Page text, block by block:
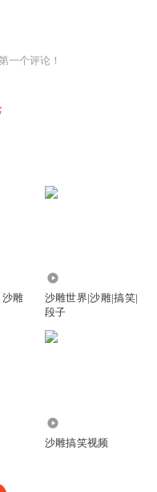
一个评论！
雕
沙雕世界|沙雕|搞笑|
段子
沙雕搞笑视频